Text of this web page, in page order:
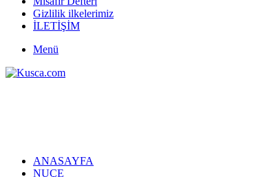
Gizlilik ilkelerimiz
İLETİŞİM
Menü
ANASAYFA
NUÇE